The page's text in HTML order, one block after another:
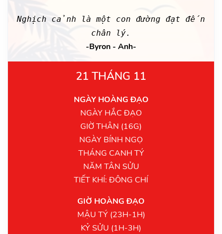
Nghịch cảnh là một con đường đạt đến
chân lý.
-Byron - Anh-
21 THÁNG 11
NGÀY HOÀNG ĐẠO
NGÀY HẮC ĐẠO
GIỜ THÂN (16G)
NGÀY BÍNH NGỌ
THÁNG CANH TÝ
NĂM TÂN SỬU
TIẾT KHÍ: ĐÔNG CHÍ
GIỜ HOÀNG ĐẠO
MẬU TÝ (23H-1H)
KỶ SỬU (1H-3H)